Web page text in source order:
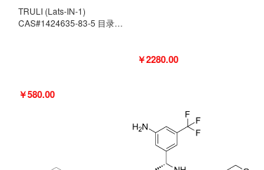
TRULI (Lats-IN-1)
CAS#1424635-83-5 目录号
￥580.00
￥2280.00